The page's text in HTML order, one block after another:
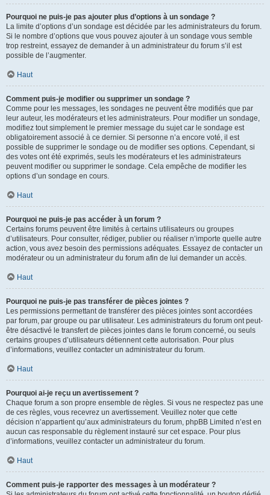
Pourquoi ne puis-je pas ajouter plus d’options à un sondage ?
La limite d’options d’un sondage est décidée par les administrateurs du forum.
Si le nombre d’options que vous pouvez ajouter à un sondage vous semble
trop restreint, essayez de demander à un administrateur du forum s’il est
possible de l’augmenter.
Haut
Comment puis-je modifier ou supprimer un sondage ?
Comme pour les messages, les sondages ne peuvent être modifiés que par
leur auteur, les modérateurs et les administrateurs. Pour modifier un sondage,
modifiez tout simplement le premier message du sujet car le sondage est
obligatoirement associé à ce dernier. Si personne n’a encore voté, il est
possible de supprimer le sondage ou de modifier ses options. Cependant, si
des votes ont été exprimés, seuls les modérateurs et les administrateurs
peuvent modifier ou supprimer le sondage. Cela empêche de modifier les
options d’un sondage en cours.
Haut
Pourquoi ne puis-je pas accéder à un forum ?
Certains forums peuvent être limités à certains utilisateurs ou groupes
d’utilisateurs. Pour consulter, rédiger, publier ou réaliser n’importe quelle autre
action, vous avez besoin des permissions adéquates. Essayez de contacter un
modérateur ou un administrateur du forum afin de lui demander un accès.
Haut
Pourquoi ne puis-je pas transférer de pièces jointes ?
Les permissions permettant de transférer des pièces jointes sont accordées
par forum, par groupe ou par utilisateur. Les administrateurs du forum ont peut-
être désactivé le transfert de pièces jointes dans le forum concerné, ou seuls
certains groupes d’utilisateurs détiennent cette autorisation. Pour plus
d’informations, veuillez contacter un administrateur du forum.
Haut
Pourquoi ai-je reçu un avertissement ?
Chaque forum a son propre ensemble de règles. Si vous ne respectez pas une
de ces règles, vous recevrez un avertissement. Veuillez noter que cette
décision n’appartient qu’aux administrateurs du forum, phpBB Limited n’est en
aucun cas responsable du règlement instauré sur cet espace. Pour plus
d’informations, veuillez contacter un administrateur du forum.
Haut
Comment puis-je rapporter des messages à un modérateur ?